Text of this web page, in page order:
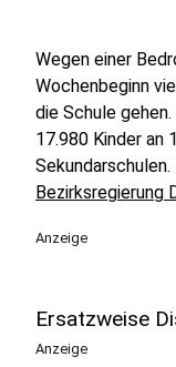
Wegen einer
Wochenbeginn
die Schule
17.980 Kinder an
Bezirksregierung
Anzeige
Ersatzweise
Anzeige